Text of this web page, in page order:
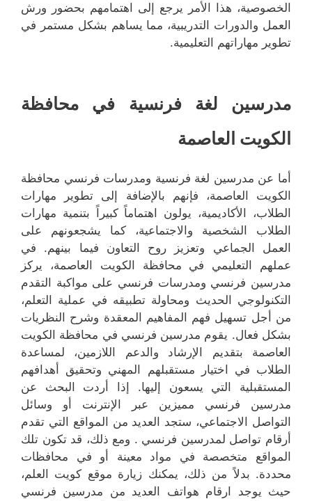
الخصوصية، هذا الأمر يرجع إلى اهتمامهم بحضور ورش
العمل والدورات التدريبية، مما يساهم بشكل مستمر في
تطوير مهاراتهم التعليمية.
مدرسين لغة فرنسية في محافظة
الكويت العاصمة
أما عن مدرسين لغة فرنسية ومدرسات فرنسي محافظة
الكويت العاصمة، فإنهم بالإضافة إلى تطوير مهارات
الطلاب، الأكاديمية، يولون اهتماماً كبيراً بتنمية مهارات
الطلاب الشخصية والاجتماعية، كما يشجعونهم على
العمل الجماعي وتعزيز روح التعاون فيما بينهم. في
عملهم التعليمي في محافظة الكويت العاصمة، يركز
مدرسين فرنسي ومدرسات فرنسي على مواكبة التقدم
التكنولوجي الحديث ومحاولة تطبيقه في عملية التعلم،
من أجل تسهيل فهم المفاهيم المعقدة وشرح النظريات
بشكل فعال. يقوم مدرسين فرنسي في محافظة الكويت
العاصمة بتقديم الإرشاد والدعم اللازمين، لمساعدة
الطلاب في اختيار مستقبلهم المهني وتحقيق أهدافهم
المستقبلية التي يسعون إليها. إذا أردت البحث عن
مدرسين فرنسي مميزين عبر الإنترنت أو وسائل
التواصل الاجتماعي، ستجد العديد من المواقع التي تقدم
أرقام تواصل لمدرسين فرنسي . ومع ذلك، قد تكون تلك
المواقع متخصصة في مواد معينة أو في محافظات
محددة. بدلاً من ذلك، يمكنك زيارة موقع كويت العلم،
حيث يوجد ارقام هواتف العديد من مدرسين فرنسي